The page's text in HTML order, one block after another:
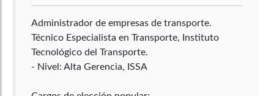
Administrador de empresas de transporte.
Técnico Especialista en Transporte, Instituto
Tecnológico del Transporte.
- Nivel: Alta Gerencia, ISSA